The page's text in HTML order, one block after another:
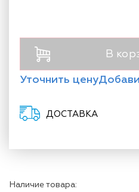
Наличие товара:
В
Уточнить цену
ДОСТАВКА